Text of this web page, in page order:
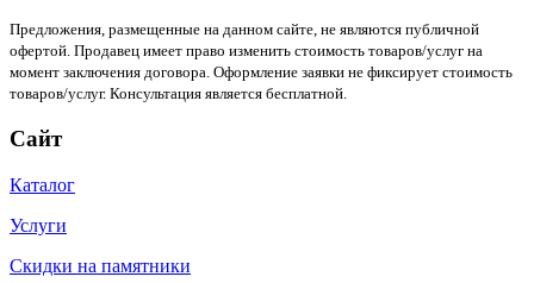
Предложения, размещенные на данном сайте, не являются публичной
офертой. Продавец имеет право изменить стоимость товаров/услуг на
момент заключения договора. Оформление заявки не фиксирует стоимость
товаров/услуг. Консультация является бесплатной.
Сайт
Каталог
Услуги
Скидки на памятники